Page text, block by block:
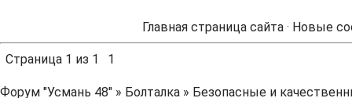
Главная страница сайта · Новые
Страница 1 из 1 1
Форум "Усмань 48" » Болталка » Безопасные и